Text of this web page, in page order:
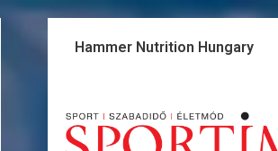
Skip
Hammer Nutrition Hungary